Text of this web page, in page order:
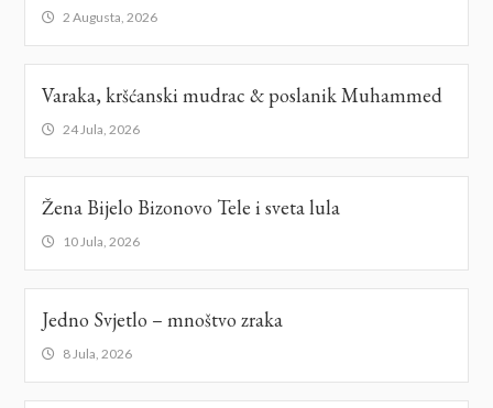
2 Augusta, 2026
Varaka, kršćanski mudrac & poslanik Muhammed
24 Jula, 2026
Žena Bijelo Bizonovo Tele i sveta lula
10 Jula, 2026
Jedno Svjetlo – mnoštvo zraka
8 Jula, 2026